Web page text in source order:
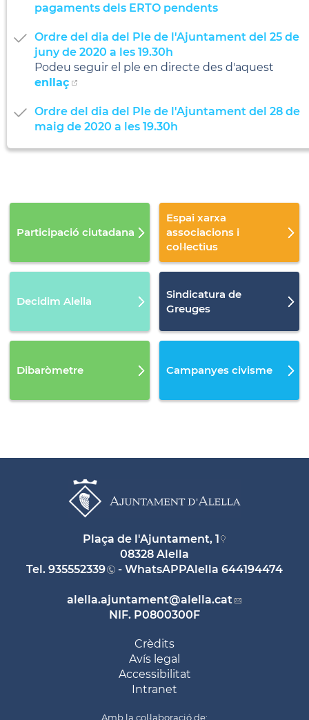
pagaments dels ERTO pendents
Ordre del dia del Ple de l'Ajuntament del 25 de
juny de 2020 a les 19.30h
Podeu seguir el ple en directe des d'aquest
enllaç
Ordre del dia del Ple de l'Ajuntament del 28 de
maig de 2020 a les 19.30h
Participació ciutadana
Espai xarxa
associacions i
col·lectius
Decidim Alella
Sindicatura de
Greuges
Dibaròmetre Campanyes civisme
Plaça de l'Ajuntament, 1
08328 Alella
Tel. 935552339 - WhatsAPPAlella 644194474
alella.ajuntament@alella.cat
NIF. P0800300F
Crèdits
Avís legal
Accessibilitat
Intranet
Amb la col·laboració de: